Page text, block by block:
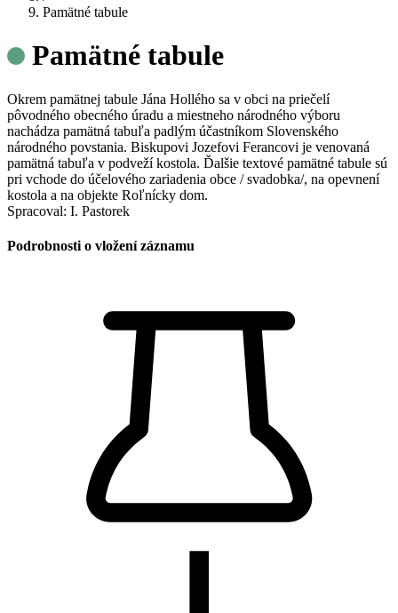
Pamätné tabule
Pamätné tabule
Okrem pamätnej tabule Jána Hollého sa v obci na priečelí
pôvodného obecného úradu a miestneho národného výboru
nachádza pamätná tabuľa padlým účastníkom Slovenského
národného povstania. Biskupovi Jozefovi Ferancovi je venovaná
pamätná tabuľa v podveží kostola. Ďalšie textové pamätné tabule sú
pri vchode do účelového zariadenia obce / svadobka/, na opevnení
kostola a na objekte Roľnícky dom.
Spracoval: I. Pastorek
Podrobnosti o vložení záznamu